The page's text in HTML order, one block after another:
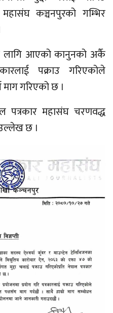
महासंघ कञ्चनपुरको गम्भिर
लागि आएको कानुनको अर्कै
पक्राउ गरिएकोले
माग गरिएको छ ।
पत्रकार महासंघ चरणवद्ध
छ ।